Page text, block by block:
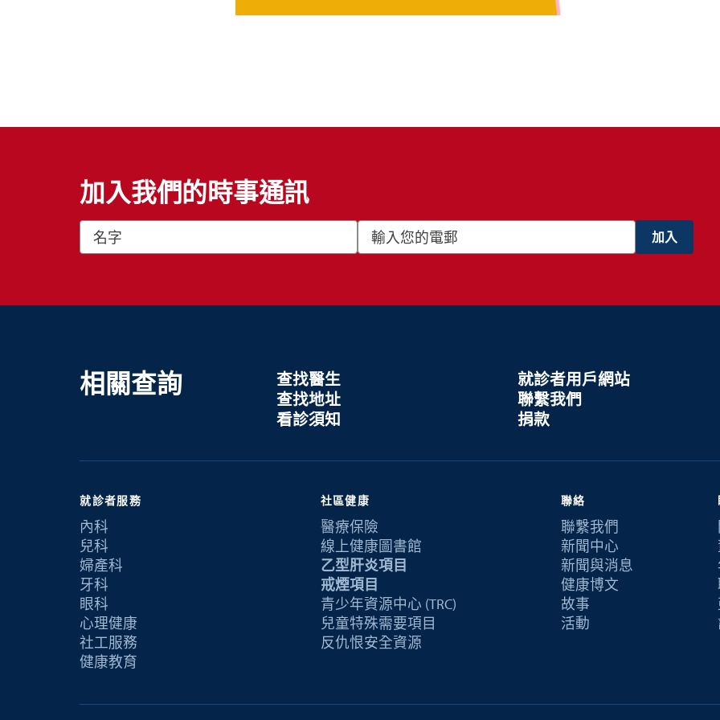
加入我們的時事通訊
相關查詢
查找醫生
查找地址
看診須知
就診者用戶網站
聯繫我們
捐款
就診者服務
內科
兒科
婦產科
牙科
眼科
心理健康
社工服務
健康教育
社區健康
醫療保險
線上健康圖書館
乙型肝炎項目
戒煙項目
青少年資源中心 (TRC)
兒童特殊需要項目
反仇恨安全資源
聯絡
聯繫我們
新聞中心
新聞與消息
健康博文
故事
活動